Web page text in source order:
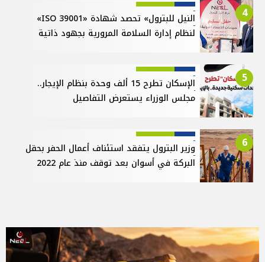
4
النيل للبترول» تحصد شهادة «ISO 39001»
لنظام إدارة السلامة المرورية بجهود ذاتية
5
الإسكان تطرح 15 ألف وحدة بنظام الإيجار..
مجلس الوزراء يستعرض التفاصيل
6
وزير البترول يتفقد استئناف أعمال الحفر بحقل
البركة في أسوان بعد توقف منذ عام 2022